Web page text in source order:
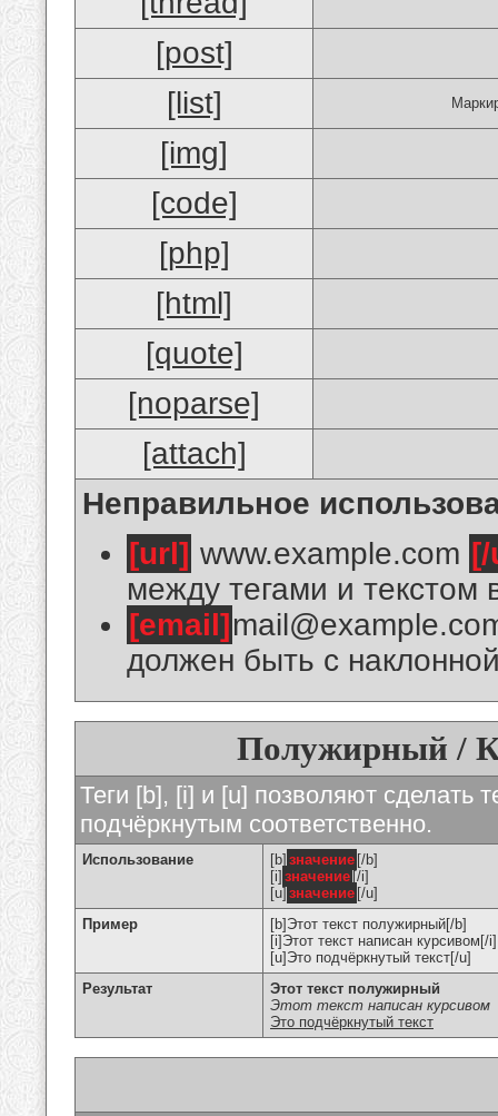
[post]
[list]
[img]
[code]
[php]
[html]
[quote]
[noparse]
[attach]
Неправильное
[url] www.example.com
между тегами и текстом
[email]
должен быть с
Полужирный /
Теги [b], [i] и [u] позволяют сделать
подчёркнутым соответственно.
Использование [b] значение [/b]
[i] значение [/i]
[u] значение [/u]
Пример
[b]Этот текст полужирный[/b]
[i]Этот текст написан курсивом[/i]
[u]Это подчёркнутый текст[/u]
Результат
Этот текст полужирный
Этот текст написан курсивом
Это подчёркнутый текст